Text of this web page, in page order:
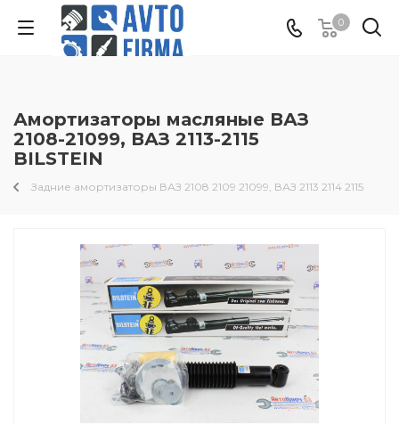
0
Амортизаторы масляные ВАЗ
2108-21099, ВАЗ 2113-2115
BILSTEIN
Задние амортизаторы ВАЗ 2108 2109 21099, ВАЗ 2113 2114 2115